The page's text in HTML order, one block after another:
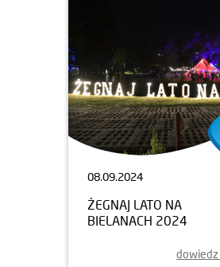
08.09.2024
ŻEGNAJ LATO NA
BIELANACH 2024